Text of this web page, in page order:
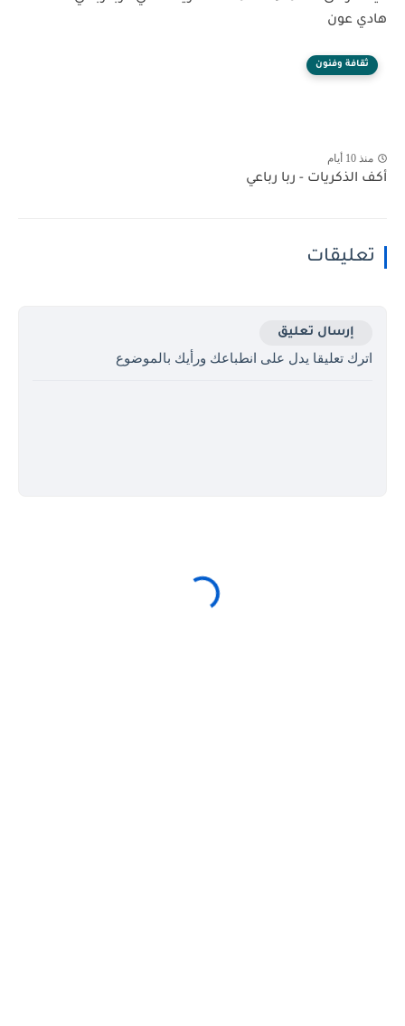
هادي عون
ثقافة وفنون
منذ 10 أيام
أكف الذكريات - ربا رباعي
تعليقات
إرسال تعليق
اترك تعليقا يدل على انطباعك ورأيك بالموضوع